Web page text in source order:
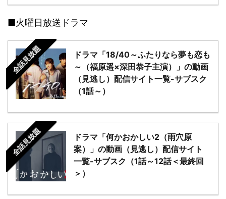
■火曜日放送ドラマ
全話見放題
ドラマ「18/40～ふたりなら夢も恋も
～（福原遥×深田恭子主演）」の動画
（見逃し）配信サイト一覧-サブスク
（1話～）
全話見放題
ドラマ「何かおかしい2（雨穴原
案）」の動画（見逃し）配信サイト
一覧-サブスク（1話～12話＜最終回
＞）